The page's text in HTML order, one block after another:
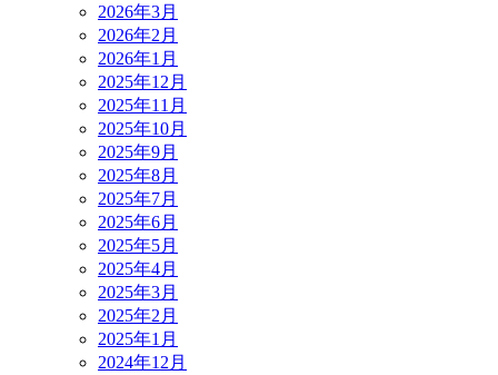
2026年3月
2026年2月
2026年1月
2025年12月
2025年11月
2025年10月
2025年9月
2025年8月
2025年7月
2025年6月
2025年5月
2025年4月
2025年3月
2025年2月
2025年1月
2024年12月